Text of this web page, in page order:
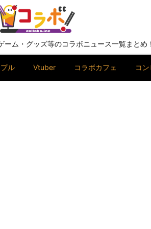
ーム・グッズ等のコラボニュース一覧まとめ！
ル Vtuber コラボカフェ コ